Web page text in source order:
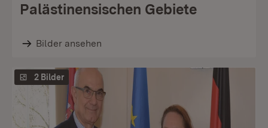
Palästinensischen Gebiete
Bilder ansehen
2 Bilder